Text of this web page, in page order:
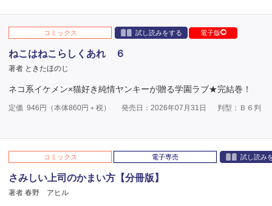
コミックス 試し読みをする 電子版
ねこはねこらしくあれ ６
著者 ときたほのじ
ネコ系イケメン×猫好き純情ヤンキーが贈る学園ラブ★完結巻！
定価 946 円（本体860円＋税） 発売日：2026年07月31日 判型：Ｂ６判
コミックス 電子専売 試し読み
さみしい上司のかまい方【分冊版】
著者 春野 アヒル